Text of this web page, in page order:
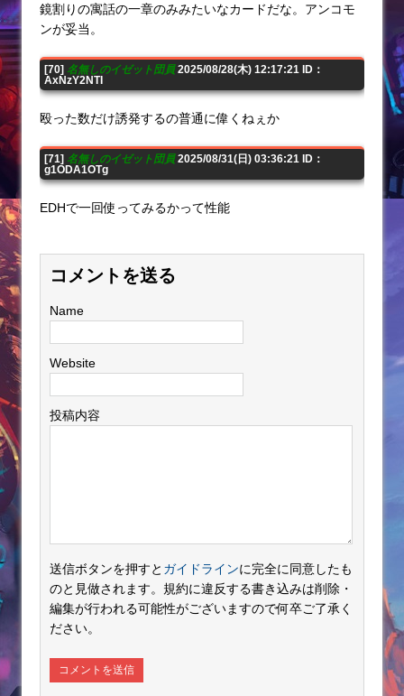
鏡割りの寓話の一章のみみたいなカードだな。アンコモ
ンが妥当。
[70] 名無しのイゼット団員2025/08/28(木) 12:17:21 ID：
AxNzY2NTI
殴った数だけ誘発するの普通に偉くねぇか
[71] 名無しのイゼット団員2025/08/31(日) 03:36:21 ID：
g1ODA1OTg
EDHで一回使ってみるかって性能
コメントを送る
Name
Website
投稿内容
送信ボタンを押すと ガイドラインに完全に同意したも
のと見做されます。規約に違反する書き込みは削除・
編集が行われる可能性がございますので何卒ご了承く
ださい。